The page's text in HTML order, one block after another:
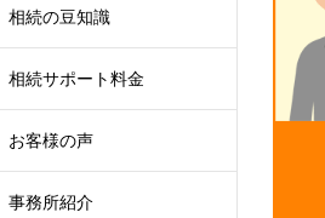
相続の豆知識
相続サポート料金
お客様の声
事務所紹介